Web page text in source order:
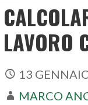
LAVORO
13
MARCO